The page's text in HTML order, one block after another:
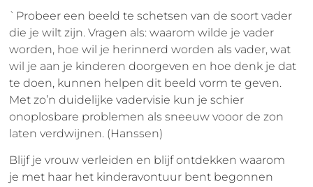
`Probeer een beeld te schetsen van de soort vader
die je wilt zijn. Vragen als: waarom wilde je vader
worden, hoe wil je herinnerd worden als vader, wat
wil je aan je kinderen doorgeven en hoe denk je dat
te doen, kunnen helpen dit beeld vorm te geven.
Met zo’n duidelijke vadervisie kun je schier
onoplosbare problemen als sneeuw vooor de zon
laten verdwijnen. (Hanssen)
Blijf je vrouw verleiden en blijf ontdekken waarom
je met haar het kinderavontuur bent begonnen